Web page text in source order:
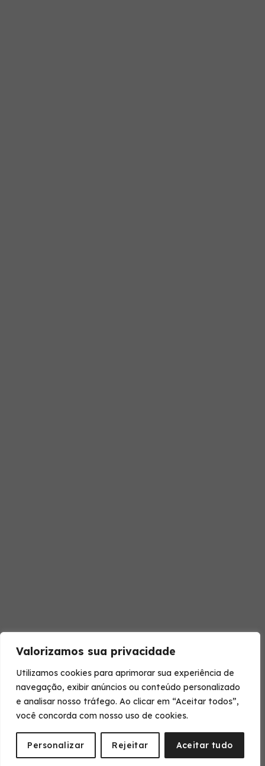
Valorizamos sua privacidade
Utilizamos cookies para aprimorar sua experiência de
navegação, exibir anúncios ou conteúdo personalizado
e analisar nosso tráfego. Ao clicar em “Aceitar todos”,
você concorda com nosso uso de cookies.
Personalizar Rejeitar Aceitar tudo